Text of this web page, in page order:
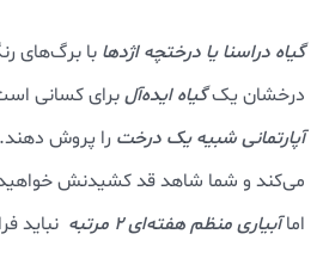
گیاه دراسنا یا درختچه اژدها با برگ‌های
درخشان یکگیاه ایده‌آلبرای کسانی
آپارتمانی شبیه یک درخت را پروش
می‌کند و شما شاهد قد کشیدنش خواهید
اماآبیاری منظم هفته‌ای ۲ مرتبه نباید